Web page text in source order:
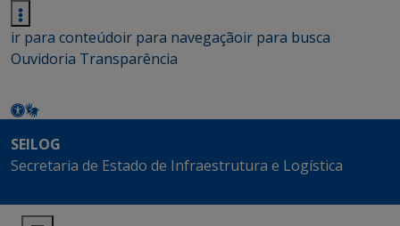
ir para conteúdoir para navegaçãoir para busca
Ouvidoria Transparência
SEILOG
Secretaria de Estado de Infraestrutura e Logística